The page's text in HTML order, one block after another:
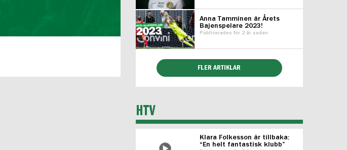
Anna Tamminen är Årets
Bajenspelare 2023!
Publicerades för 2 år sedan
FLER ARTIKLAR
HTV
Klara Folkesson är tillbaka:
“En helt fantastisk klubb”